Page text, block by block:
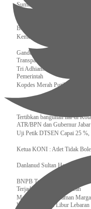
Sumber Daya Adalah
Dukung Kelancaran Lalu
Berlakukan Diskon Tarif
Kemenekraf – Kemeninves
Gandeng KPK , Gus Ipul
Transparan dan Tepat Sasaran
Tri Adhianto Katakan : Tarling
Pemerintah
Kopdes Merah Putih
Presiden, Prabowo Subianto
Tertibkan bangunan liar di
ATR/BPN dan Gubernur Jabar
Uji Petik DTSEN Capai 25 %,
Ketua KONI : Atlet Tidak
Danlanud Sultan Hasanuddin
BNPB Terus Memantau
Terjadi di Beberapa Daerah
Menpar Pastikan Taman
Wisatawan Saat Libur Lebaran